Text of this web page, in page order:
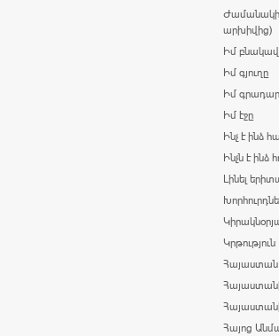
արխիվից)
Իմ
Իմ գյուղը
Իմ
Իմ էջը
Ինչ է ինձ
Ինչն է ինձ
Լինել
Կրթություն
Հայաստանի
Հայոց